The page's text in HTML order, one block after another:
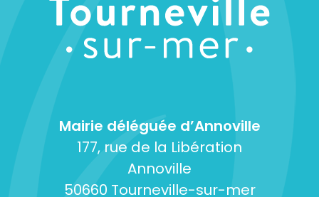
Mairie déléguée d’Annoville
177, rue de la Libération
Annoville
50660 Tourneville-sur-mer